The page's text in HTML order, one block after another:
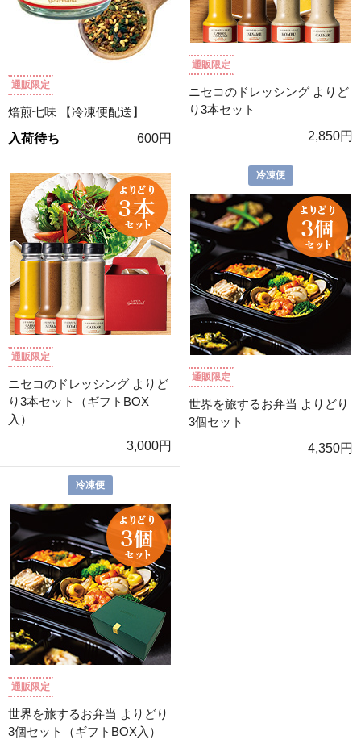
通販限定
焙煎七味 【冷凍便配送】
入荷待ち
600円
通販限定
ニセコのドレッシング よりど
り3本セット
2,850円
通販限定
ニセコのドレッシング よりど
り3本セット（ギフトBOX
入）
3,000円
冷凍便
通販限定
世界を旅するお弁当 よりどり
3個セット
4,350円
冷凍便
通販限定
世界を旅するお弁当 よりどり
3個セット（ギフトBOX入）